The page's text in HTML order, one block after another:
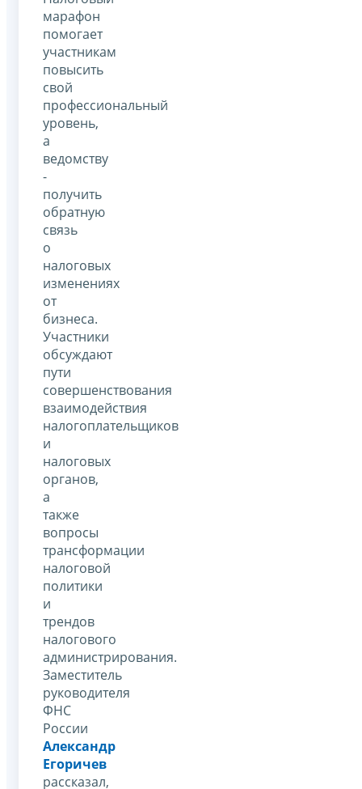
марафон
помогает
участникам
повысить
свой
профессиональный
уровень,
а
ведомству
-
получить
обратную
связь
о
налоговых
изменениях
от
бизнеса.
Участники
обсуждают
пути
совершенствования
взаимодействия
налогоплательщиков
и
налоговых
органов,
а
также
вопросы
трансформации
налоговой
политики
и
трендов
налогового
администрирования.
Заместитель
руководителя
ФНС
России
Александр
Егоричев
рассказал,